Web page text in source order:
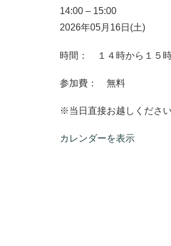
14:00 – 15:00
2026年05月16日(土)
時間： １４時から１５
参加費： 無料
※当日直接お越しください
カレンダーを表示